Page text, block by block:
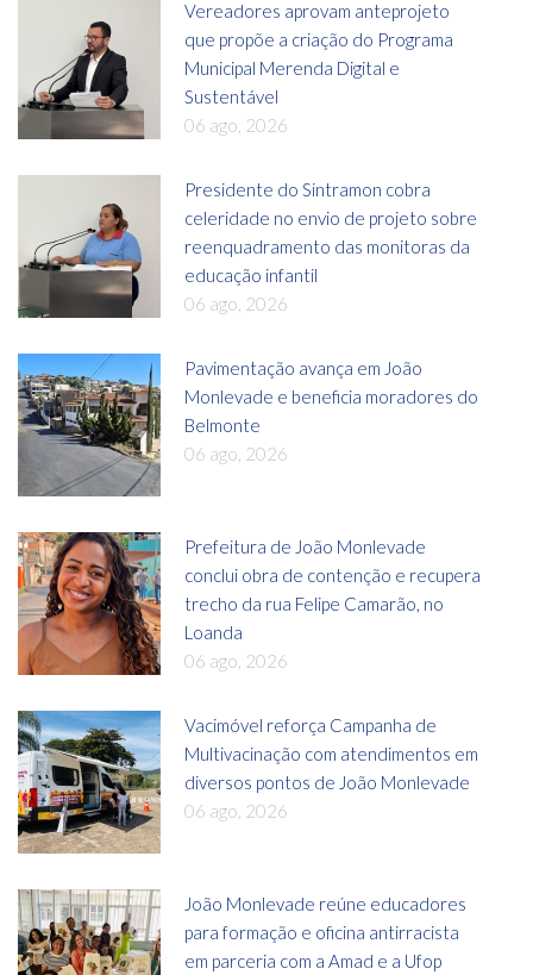
Vereadores aprovam anteprojeto
que propõe a criação do Programa
Municipal Merenda Digital e
Sustentável
06 ago, 2026
Presidente do Sintramon cobra
celeridade no envio de projeto sobre
reenquadramento das monitoras da
educação infantil
06 ago, 2026
Pavimentação avança em João
Monlevade e beneficia moradores do
Belmonte
06 ago, 2026
Prefeitura de João Monlevade
conclui obra de contenção e recupera
trecho da rua Felipe Camarão, no
Loanda
06 ago, 2026
Vacimóvel reforça Campanha de
Multivacinação com atendimentos em
diversos pontos de João Monlevade
06 ago, 2026
João Monlevade reúne educadores
para formação e oficina antirracista
em parceria com a Amad e a Ufop